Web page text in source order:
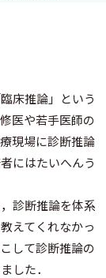
床推論」という
医や若手医師の
現場に診断推論
にはたいへんう
診断推論を体系
えてくれなかっ
して診断推論の
した．